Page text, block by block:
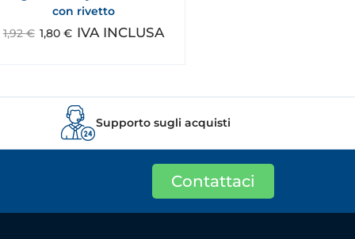
con rivetto
1,92€ 1,80 € IVA INCLUSA
Supporto sugli acquisti
Contattaci